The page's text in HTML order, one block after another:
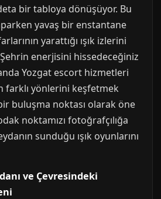
bir tabloya dönüşüyor. Bu
yavaş bir enstantane
yarattığı ışık izlerini
enerjisini hissedeceğiniz
Yozgat escort hizmetleri
farklı yönlerini keşfetmek
buluşma noktası olarak öne
noktamızı fotoğrafçılığa
sunduğu ışık oyunlarını
ve Çevresindeki